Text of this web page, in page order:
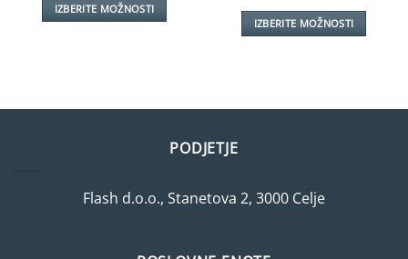
IZBERITE MOŽNOSTI
različic.
strani
IZBERITE MOŽNOSTI
na
PODJETJE
Flash d.o.o., Stanetova 2, 3000 Celje